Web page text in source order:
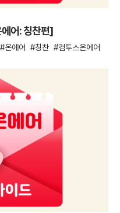
어: 칭찬편]
온에어 칭찬 컴투스온에어